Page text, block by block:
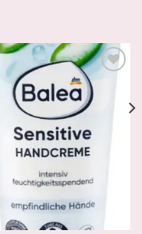
AJOUTER
LISTE DE
SOUHAITS